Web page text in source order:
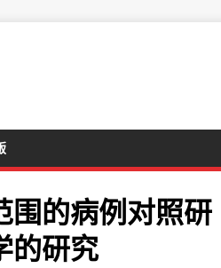
围的病例对照研
研究